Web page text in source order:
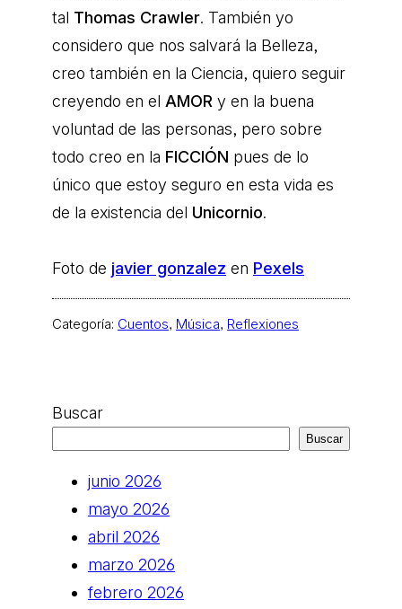
tal Thomas Crawler. También yo
considero que nos salvará la Belleza,
creo también en la Ciencia, quiero seguir
creyendo en el AMOR y en la buena
voluntad de las personas, pero sobre
todo creo en la FICCIÓN pues de lo
único que estoy seguro en esta vida es
de la existencia del Unicornio.
Foto de javier gonzalez en Pexels
Categoría: Cuentos, Música, Reflexiones
Buscar
Buscar
junio 2026
mayo 2026
abril 2026
marzo 2026
febrero 2026